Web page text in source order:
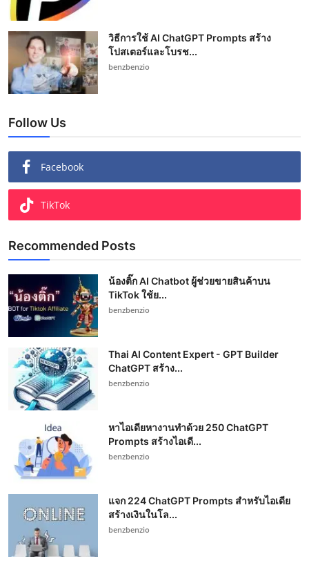
วิธีการใช้ AI ChatGPT Prompts สร้าง
โปสเตอร์และโบรช...
benzbenzio
Follow Us
Facebook
TikTok
Recommended Posts
น้องติ๊ก AI Chatbot ผู้ช่วยขายสินค้าบน
TikTok ใช้ย...
benzbenzio
Thai AI Content Expert - GPT Builder
ChatGPT สร้าง...
benzbenzio
หาไอเดียหางานทำด้วย 250 ChatGPT
Prompts สร้างไอเดี...
benzbenzio
แจก 224 ChatGPT Prompts สำหรับไอเดีย
สร้างเงินในโล...
benzbenzio